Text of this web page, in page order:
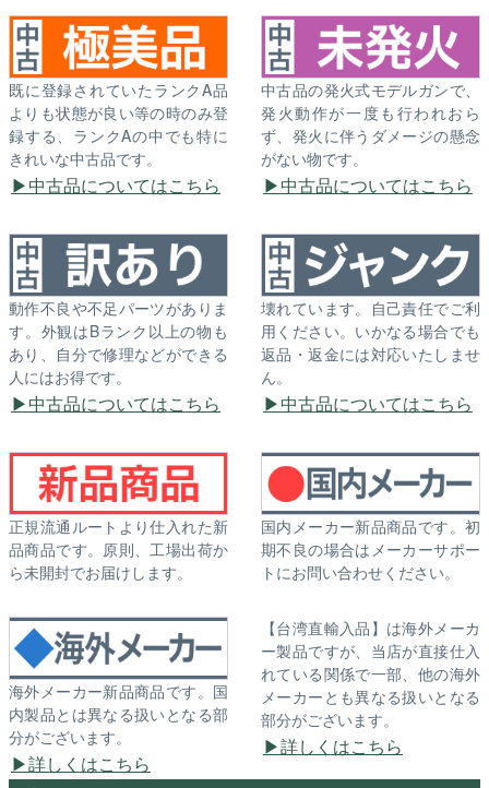
既に登録されていたランクA品
よりも状態が良い等の時のみ登
録する、ランクAの中でも特に
きれいな中古品です。
中古品についてはこちら
中古品の発火式モデルガンで、
発火動作が一度も行われおら
ず、発火に伴うダメージの懸念
がない物です。
中古品についてはこちら
動作不良や不足パーツがありま
す。外観はBランク以上の物も
あり、自分で修理などができる
人にはお得です。
中古品についてはこちら
壊れています。自己責任でご利
用ください。いかなる場合でも
返品・返金には対応いたしませ
ん。
中古品についてはこちら
正規流通ルートより仕入れた新
品商品です。原則、工場出荷か
ら未開封でお届けします。
国内メーカー新品商品です。初
期不良の場合はメーカーサポー
トにお問い合わせください。
海外メーカー新品商品です。国
内製品とは異なる扱いとなる部
分がございます。
詳しくはこちら
【台湾直輸入品】は海外メーカ
ー製品ですが、当店が直接仕入
れている関係で一部、他の海外
メーカーとも異なる扱いとなる
部分がございます。
詳しくはこちら